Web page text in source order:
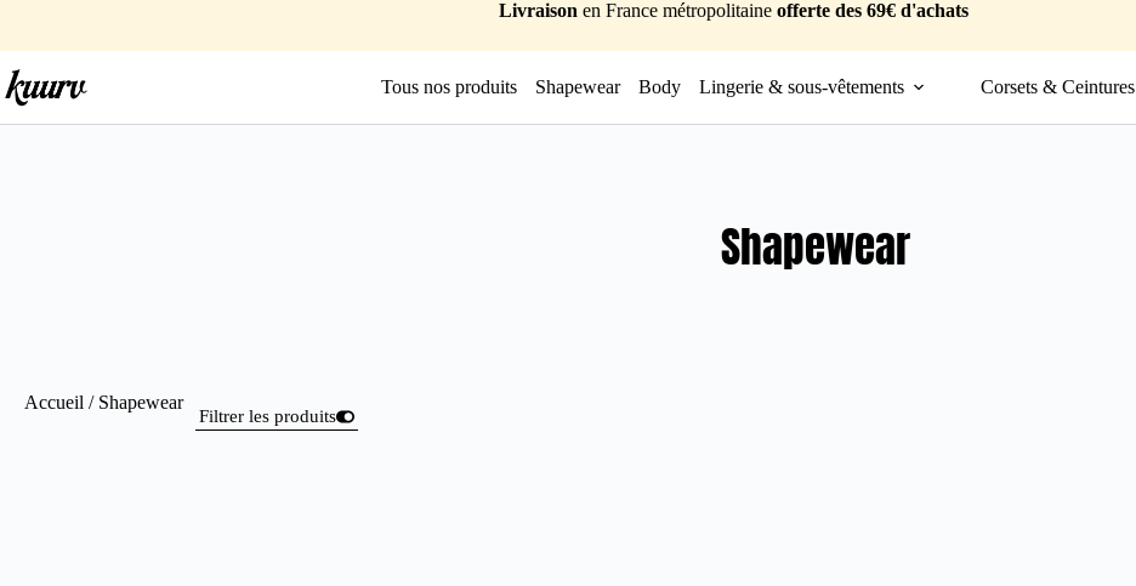
Livraison en France métropolitaineofferte des 69€ d'achats
Tous nos produits Shapewear Body Lingerie & sous-vêtements Corsets & Ceintures
Shapewear
Accueil / Shapewear
Filtrer les produits